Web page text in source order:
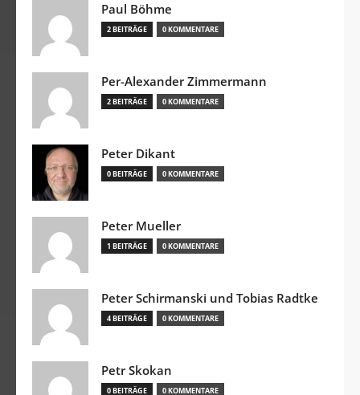
Paul Böhme
2 BEITRÄGE 0 KOMMENTARE
Per-Alexander Zimmermann
2 BEITRÄGE 0 KOMMENTARE
Peter Dikant
0 BEITRÄGE 0 KOMMENTARE
Peter Mueller
1 BEITRÄGE 0 KOMMENTARE
Peter Schirmanski und Tobias Radtke
4 BEITRÄGE 0 KOMMENTARE
Petr Skokan
0 BEITRÄGE 0 KOMMENTARE